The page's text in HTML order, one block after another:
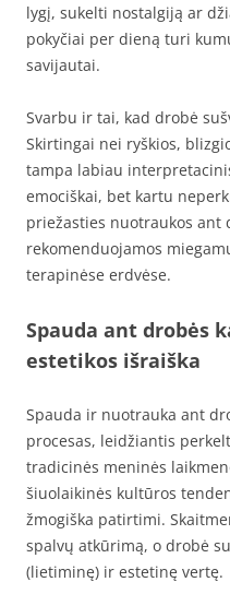
lygį, sukelti nostalgiją ar
pokyčiai per dieną turi
savijautai.
Svarbu ir tai, kad drobė
Skirtingai nei ryškios,
tampa labiau
emociškai, bet kartu
priežasties nuotraukos ant
rekomenduojamos
terapinėse erdvėse.
Spauda ant drobės
estetikos išraiška
Spauda ir nuotrauka ant
procesas, leidžiantis
tradicinės meninės
šiuolaikinės kultūros
žmogiška patirtimi.
spalvų atkūrimą, o drobė
(lietiminę) ir estetinę vertę.